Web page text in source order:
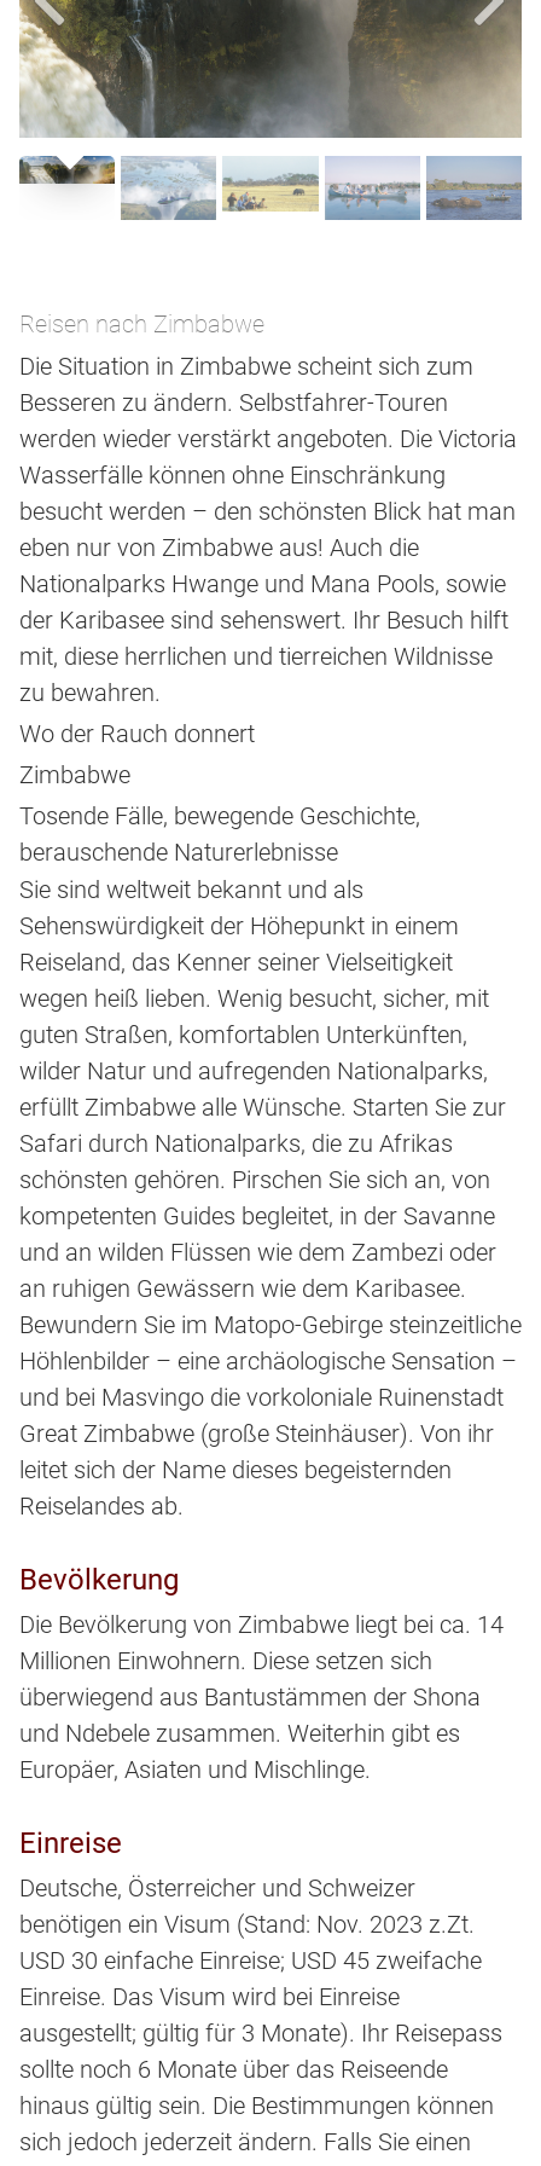
Reisen nach Zimbabwe
Die Situation in Zimbabwe scheint sich zum
Besseren zu ändern. Selbstfahrer-Touren
werden wieder verstärkt angeboten. Die Victoria
Wasserfälle können ohne Einschränkung
besucht werden – den schönsten Blick hat man
eben nur von Zimbabwe aus! Auch die
Nationalparks Hwange und Mana Pools, sowie
der Karibasee sind sehenswert. Ihr Besuch hilft
mit, diese herrlichen und tierreichen Wildnisse
zu bewahren.
Wo der Rauch donnert
Zimbabwe
Tosende Fälle, bewegende Geschichte,
berauschende Naturerlebnisse
Sie sind weltweit bekannt und als
Sehenswürdigkeit der Höhepunkt in einem
Reiseland, das Kenner seiner Vielseitigkeit
wegen heiß lieben. Wenig besucht, sicher, mit
guten Straßen, komfortablen Unterkünften,
wilder Natur und aufregenden Nationalparks,
erfüllt Zimbabwe alle Wünsche. Starten Sie zur
Safari durch Nationalparks, die zu Afrikas
schönsten gehören. Pirschen Sie sich an, von
kompetenten Guides begleitet, in der Savanne
und an wilden Flüssen wie dem Zambezi oder
an ruhigen Gewässern wie dem Karibasee.
Bewundern Sie im Matopo-Gebirge steinzeitliche
Höhlenbilder – eine archäologische Sensation –
und bei Masvingo die vorkoloniale Ruinenstadt
Great Zimbabwe (große Steinhäuser). Von ihr
leitet sich der Name dieses begeisternden
Reiselandes ab.
Bevölkerung
Die Bevölkerung von Zimbabwe liegt bei ca. 14
Millionen Einwohnern. Diese setzen sich
überwiegend aus Bantustämmen der Shona
und Ndebele zusammen. Weiterhin gibt es
Europäer, Asiaten und Mischlinge.
Einreise
Deutsche, Österreicher und Schweizer
benötigen ein Visum (Stand: Nov. 2023 z.Zt.
USD 30 einfache Einreise; USD 45 zweifache
Einreise. Das Visum wird bei Einreise
ausgestellt; gültig für 3 Monate). Ihr Reisepass
sollte noch 6 Monate über das Reiseende
hinaus gültig sein. Die Bestimmungen können
sich jedoch jederzeit ändern. Falls Sie einen